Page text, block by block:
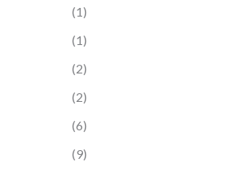
(1)
(1)
(2)
(2)
(6)
(9)